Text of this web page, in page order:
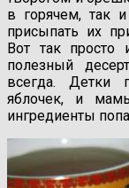
в горячем, так
присыпать их
Вот так просто
полезный
всегда. Детки
яблочек, и
ингредиенты